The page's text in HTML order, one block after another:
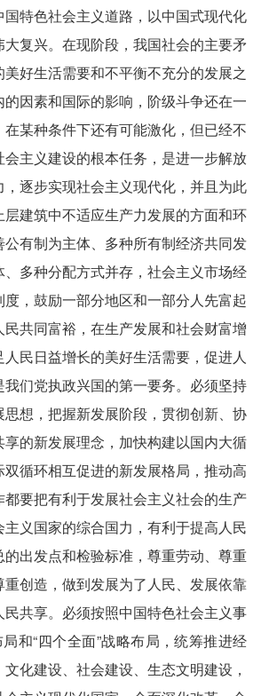
特色社会主义道路，以中国式现代化
复兴。在现阶段，我国社会的主要矛
好生活需要和不平衡不充分的发展之
因素和国际的影响，阶级斗争还在一
某种条件下还有可能激化，但已经不
主义建设的根本任务，是进一步解放
逐步实现社会主义现代化，并且为此
建筑中不适应生产力发展的方面和环
有制为主体、多种所有制经济共同发
多种分配方式并存，社会主义市场经
，鼓励一部分地区和一部分人先富起
共同富裕，在生产发展和社会财富增
民日益增长的美好生活需要，促进人
们党执政兴国的第一要务。必须坚持
想，把握新发展阶段，贯彻创新、协
的新发展理念，加快构建以国内大循
循环相互促进的新发展格局，推动高
都要把有利于发展社会主义社会的生产
义国家的综合国力，有利于提高人民
出发点和检验标准，尊重劳动、尊重
创造，做到发展为了人民、发展依靠
民共享。必须按照中国特色社会主义事
和“四个全面”战略布局，统筹推进经
化建设、社会建设、生态文明建设，